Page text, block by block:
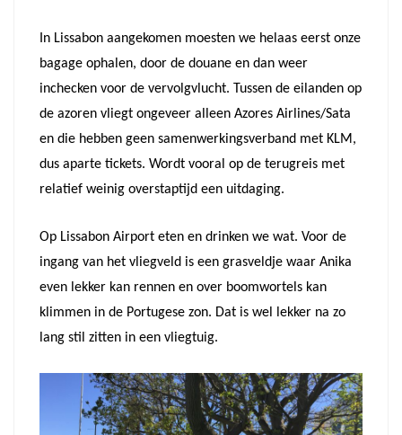
In Lissabon aangekomen moesten we helaas eerst onze
bagage ophalen, door de douane en dan weer
inchecken voor de vervolgvlucht. Tussen de eilanden op
de azoren vliegt ongeveer alleen Azores Airlines/Sata
en die hebben geen samenwerkingsverband met KLM,
dus aparte tickets. Wordt vooral op de terugreis met
relatief weinig overstaptijd een uitdaging.
Op Lissabon Airport eten en drinken we wat. Voor de
ingang van het vliegveld is een grasveldje waar Anika
even lekker kan rennen en over boomwortels kan
klimmen in de Portugese zon. Dat is wel lekker na zo
lang stil zitten in een vliegtuig.